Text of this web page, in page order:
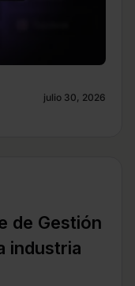
julio 30, 2026
de Gestión
industria